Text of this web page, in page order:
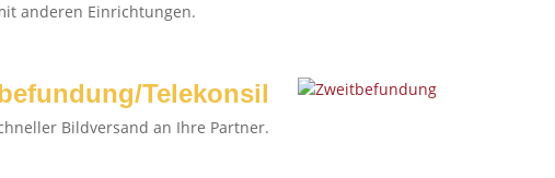
anderen Einrichtungen.
Telekonsil
Bildversand an Ihre Partner.